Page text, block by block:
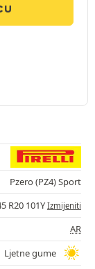
Pzero (PZ4) Sport
R20 101YIzmijeniti
AR
Ljetne gume